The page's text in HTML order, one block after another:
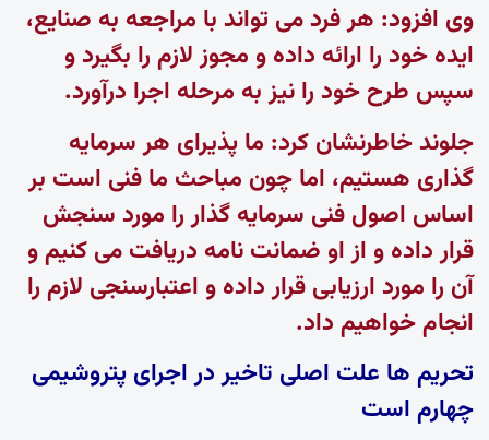
وی افزود: هر فرد می تواند با مراجعه به صنایع،
ایده خود را ارائه داده و مجوز لازم را بگیرد و
سپس طرح خود را نیز به مرحله اجرا درآورد.
جلوند خاطرنشان کرد: ما پذیرای هر سرمایه
گذاری هستیم، اما چون مباحث ما فنی است بر
اساس اصول فنی سرمایه گذار را مورد سنجش
قرار داده و از او ضمانت نامه دریافت می کنیم و
آن را مورد ارزیابی قرار داده و اعتبارسنجی لازم را
انجام خواهیم داد.
تحریم ها علت اصلی تاخیر در اجرای پتروشیمی
چهارم است